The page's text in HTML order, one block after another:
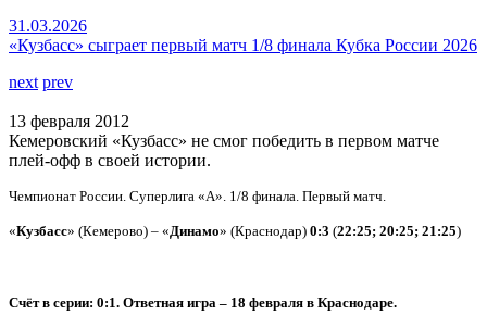
31.03.2026
«Кузбасс» сыграет первый матч 1/8 финала Кубка России 2026
next prev
13 февраля 2012
Кемеровский «Кузбасс» не смог победить в первом матче
плей-офф в своей истории.
Чемпионат России. Суперлига «А». 1/8 финала. Первый матч.
«Кузбасс» (Кемерово) – «Динамо» (Краснодар) 0:3 (22:25; 20:25; 21:25)
Счёт в серии: 0:1. Ответная игра – 18 февраля в Краснодаре.